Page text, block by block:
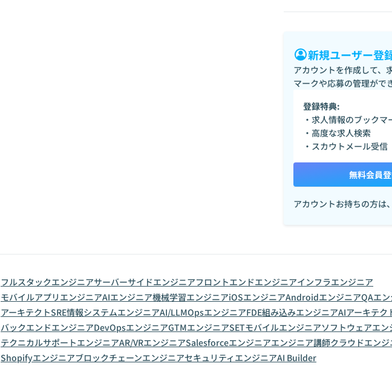
新規ユーザー登
アカウントを作成して、
マークや応募の管理がで
登録特典:
・求人情報のブックマ
・高度な求人検索
・スカウトメール受信
無料会員
アカウントお持ちの方は、
フルスタックエンジニアサーバーサイドエンジニアフロントエンドエンジニアインフラエンジニア
モバイルアプリエンジニアAIエンジニア機械学習エンジニアiOSエンジニアAndroidエンジニアQAエ
アーキテクトSRE情報システムエンジニアAI/LLMOpsエンジニアFDE組み込みエンジニアAIアーキテク
バックエンドエンジニアDevOpsエンジニアGTMエンジニアSETモバイルエンジニアソフトウェアエン
テクニカルサポートエンジニアAR/VRエンジニアSalesforceエンジニアエンジニア講師クラウドエンジ
ShopifyエンジニアブロックチェーンエンジニアセキュリティエンジニアAI Builder